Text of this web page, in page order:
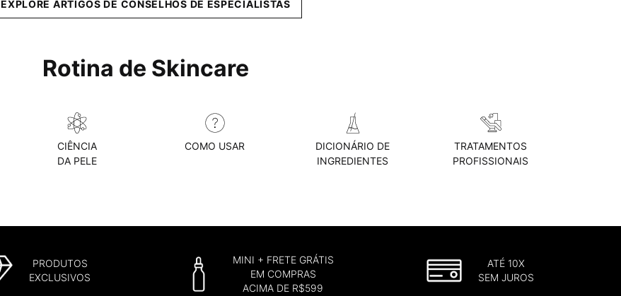
EXPLORE ARTIGOS DE CONSELHOS DE ESPECIALISTAS
Rotina de Skincare
CIÊNCIA
DA PELE
COMO USAR
DICIONÁRIO DE
INGREDIENTES
TRATAMENTOS
PROFISSIONAIS
PRODUTOS
EXCLUSIVOS
MINI + FRETE GRÁTIS
EM COMPRAS
ACIMA DE R$599
ATÉ 10X
SEM JUROS